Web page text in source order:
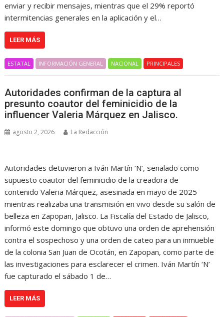
enviar y recibir mensajes, mientras que el 29% reportó
intermitencias generales en la aplicación y el…
LEER MÁS
ESTATAL INFORMACIÓN GENERAL NACIONAL PRINCIPALES
Autoridades confirman de la captura al
presunto coautor del feminicidio de la
influencer Valeria Márquez en Jalisco.
agosto 2, 2026 La Redacción
Autoridades detuvieron a Iván Martín ‘N’, señalado como
supuesto coautor del feminicidio de la creadora de
contenido Valeria Márquez, asesinada en mayo de 2025
mientras realizaba una transmisión en vivo desde su salón de
belleza en Zapopan, Jalisco. La Fiscalía del Estado de Jalisco,
informó este domingo que obtuvo una orden de aprehensión
contra el sospechoso y una orden de cateo para un inmueble
de la colonia San Juan de Ocotán, en Zapopan, como parte de
las investigaciones para esclarecer el crimen. Iván Martín ‘N’
fue capturado el sábado 1 de…
LEER MÁS